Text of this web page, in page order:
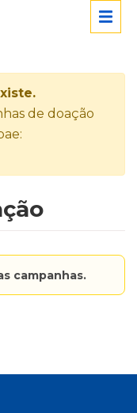
de doação
campanhas.